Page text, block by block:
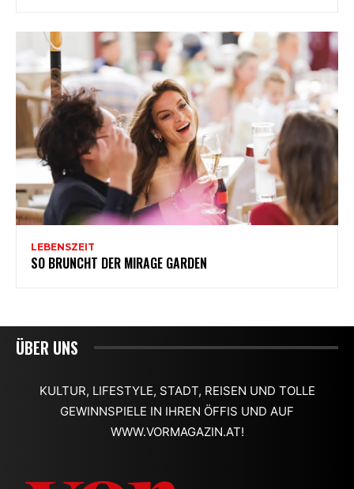
LEBENSZEIT
SO BRUNCHT DER MIRAGE GARDEN
ÜBER UNS
KULTUR, LIFESTYLE, STADT, REISEN UND TOLLE
GEWINNSPIELE IN IHREN ÖFFIS UND AUF
WWW.VORMAGAZIN.AT!